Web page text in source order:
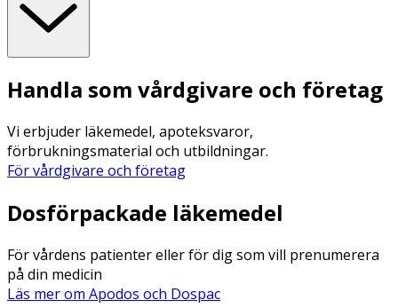
Handla som vårdgivare och företag
Vi erbjuder läkemedel, apoteksvaror,
förbrukningsmaterial och utbildningar.
För vårdgivare och företag
Dosförpackade läkemedel
För vårdens patienter eller för dig som vill prenumerera
på din medicin
Läs mer om Apodos och Dospac